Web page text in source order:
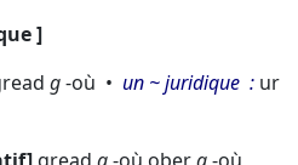
g-où un ~ juridique
ur